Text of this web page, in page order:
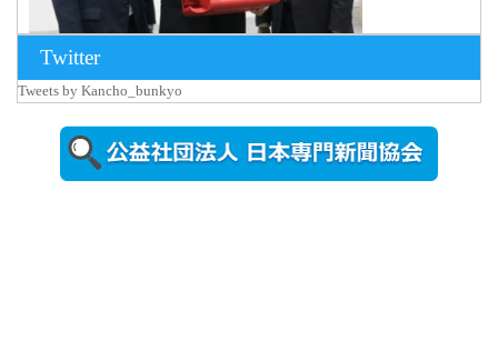
2026年8月5日
更新
農工大で大
Twitter
Tweets by Kancho_bunkyo